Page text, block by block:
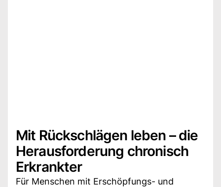
Mit Rückschlägen leben – die
Herausforderung chronisch
Erkrankter
Für Menschen mit Erschöpfungs- und